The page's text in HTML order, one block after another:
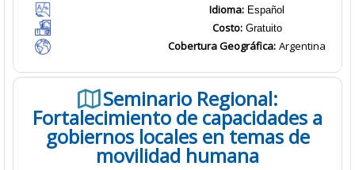
Idioma: Español
Costo:Gratuito
Cobertura Geográfica: Argentina
Seminario Regional:
Fortalecimiento de capacidades a
gobiernos locales en temas de
movilidad humana